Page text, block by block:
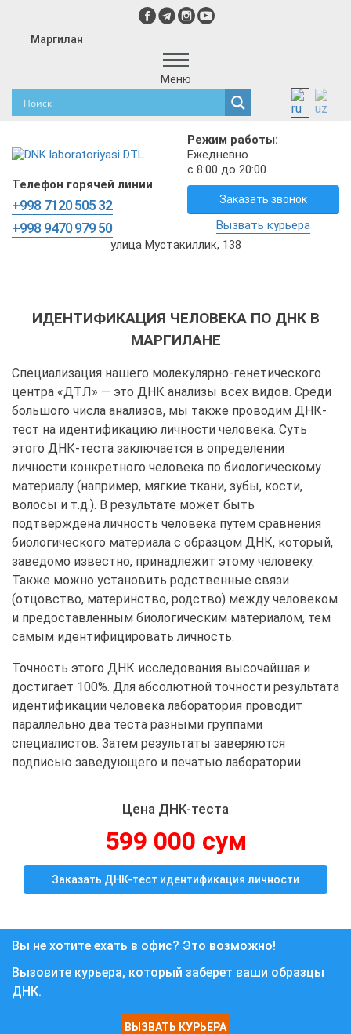
Маргилан
Меню
Режим работы:
Ежедневно
с 8:00 до 20:00
Телефон горячей линии
+998 7120 505 32
+998 9470 979 50
Заказать звонок
Вызвать курьера
улица Мустакиллик, 138
ИДЕНТИФИКАЦИЯ ЧЕЛОВЕКА ПО ДНК В
МАРГИЛАНЕ
Специализация нашего молекулярно-генетического
центра «ДТЛ» — это ДНК анализы всех видов. Среди
большого числа анализов, мы также проводим ДНК-
тест на идентификацию личности человека. Суть
этого ДНК-теста заключается в определении
личности конкретного человека по биологическому
материалу (например, мягкие ткани, зубы, кости,
волосы и т.д.). В результате может быть
подтверждена личность человека путем сравнения
биологического материала с образцом ДНК, который,
заведомо известно, принадлежит этому человеку.
Также можно установить родственные связи
(отцовство, материнство, родство) между человеком
и предоставленным биологическим материалом, тем
самым идентифицировать личность.
Точность этого ДНК исследования высочайшая и
достигает 100%. Для абсолютной точности результата
идентификации человека лаборатория проводит
параллельно два теста разными группами
специалистов. Затем результаты заверяются
подписью заведующего и печатью лаборатории.
Цена ДНК-теста
599 000 сум
Заказать ДНК-тест идентификация личности
Вы не хотите ехать в офис? Это возможно!
Вызовите курьера, который заберет ваши образцы
ДНК.
ВЫЗВАТЬ КУРЬЕРА